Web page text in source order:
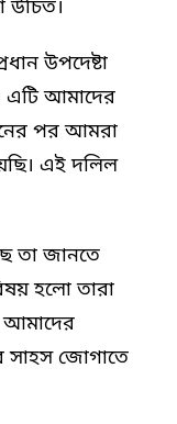
উচিত।
উপদেষ্টা
এটি আমাদের
পর আমরা
এই দলিল
তা জানতে
হলো তারা
আমাদের
সাহস জোগাতে